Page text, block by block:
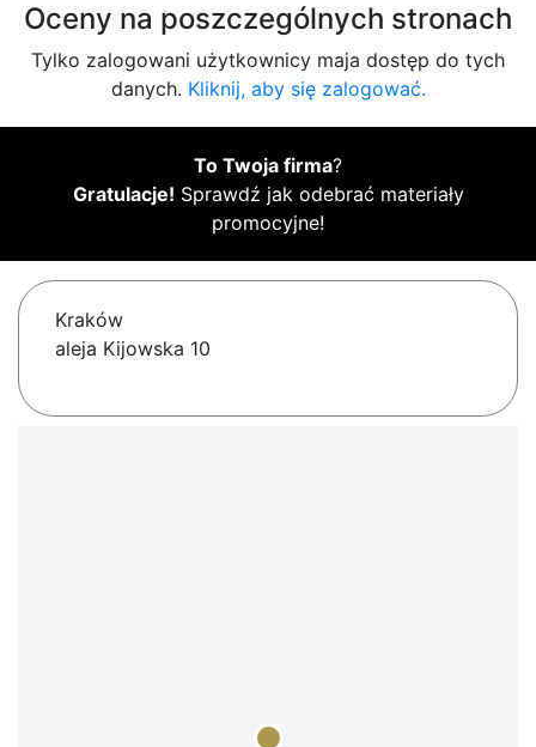
Oceny na poszczególnych stronach
Tylko zalogowani użytkownicy maja dostęp do tych
danych. Kliknij, aby się zalogować.
To Twoja firma?
Gratulacje! Sprawdź jak odebrać materiały
promocyjne!
Kraków
aleja Kijowska 10